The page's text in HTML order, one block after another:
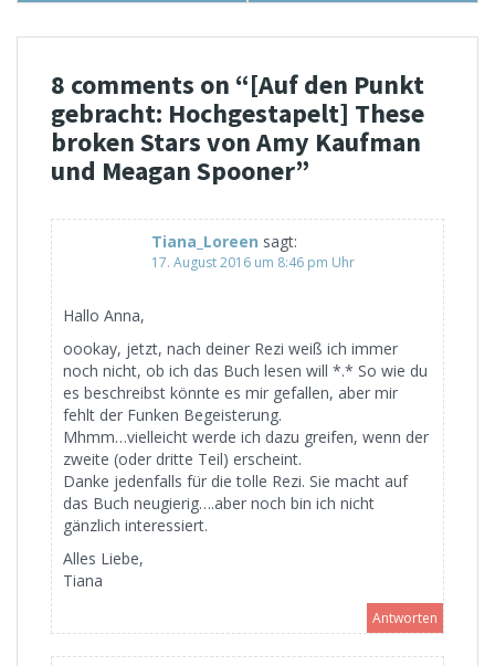
8 comments on “[Auf den Punkt
gebracht: Hochgestapelt] These
broken Stars von Amy Kaufman
und Meagan Spooner”
Tiana_Loreen sagt:
17. August 2016 um 8:46 pm Uhr
Hallo Anna,
oookay, jetzt, nach deiner Rezi weiß ich immer
noch nicht, ob ich das Buch lesen will *.* So wie du
es beschreibst könnte es mir gefallen, aber mir
fehlt der Funken Begeisterung.
Mhmm…vielleicht werde ich dazu greifen, wenn der
zweite (oder dritte Teil) erscheint.
Danke jedenfalls für die tolle Rezi. Sie macht auf
das Buch neugierig….aber noch bin ich nicht
gänzlich interessiert.
Alles Liebe,
Tiana
Antworten